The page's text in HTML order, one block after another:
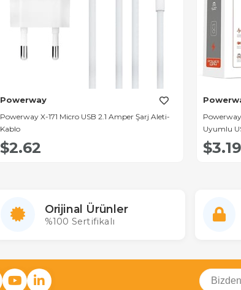
Powerway
Powerway X-171 Micro USB 2.1 Amper Şarj Aleti-
Kablo
$2.62
Uyumlu
$3.19
Orijinal Ürünler
%100 Sertifikalı